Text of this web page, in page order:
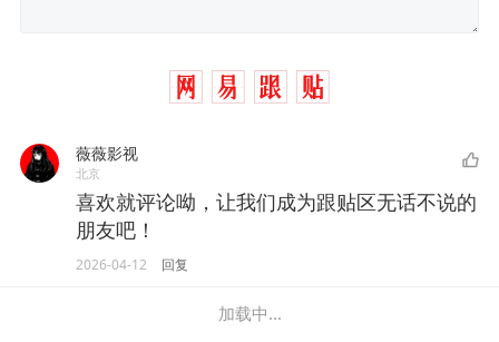
薇薇影视
北京
喜欢就评论呦，让我们成为跟贴区无话不说的
朋友吧！
2026-04-12 回复
加载中...